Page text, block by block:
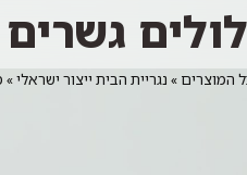
גשרים
המוצרים » נגריית הבית ייצור ישראלי»